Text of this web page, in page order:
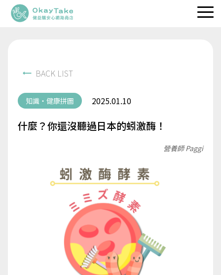
健益快訊
BACK LIST
知識・健康拼圖 2025.01.10
什麼？你還沒聽過日本的蚓激酶！
營養師 Paggi